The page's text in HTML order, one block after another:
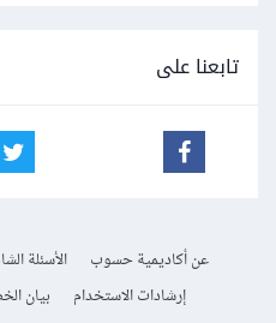
تابعنا على
عن أكاديمية حسوب الأسئلة
إرشادات الاستخدام
بيان